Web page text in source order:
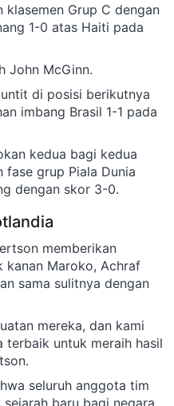
klasemen Grup C dengan
1-0 atas Haiti pada
John McGinn.
di posisi berikutnya
imbang Brasil 1-1 pada
kedua bagi kedua
fase grup Piala Dunia
dengan skor 3-0.
memberikan
kanan Maroko, Achraf
sama sulitnya dengan
mereka, dan kami
terbaik untuk meraih hasil
seluruh anggota tim
baru bagi negara